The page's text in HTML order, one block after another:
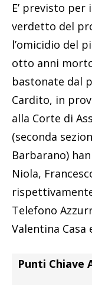
E’ previsto
verdetto del
l’omicidio del
otto anni
bastonate dal
Cardito, in
alla Corte di
(seconda
Barbarano)
Niola,
Telefono
Valentina Casa
Punti Chiave